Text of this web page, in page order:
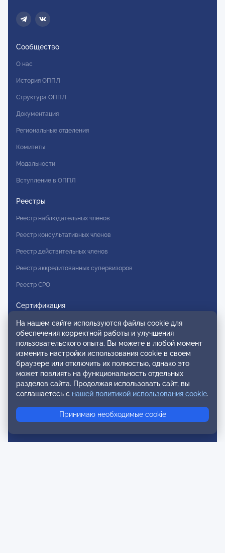
Сообщество
О нас
История ОППЛ
Структура ОППЛ
Документация
Региональные отделения
Комитеты
Модальности
Вступление в ОППЛ
Реестры
Реестр наблюдательных членов
Реестр консультативных членов
Реестр действительных членов
Реестр аккредитованных супервизоров
Реестр СРО
Сертификация
Сертификация тренеров и преподавателей
Экспертиза и регистрация авторских продуктов
Мероприятия лиги
Календарь событий
Субботние конференции
Фотогалерея
На нашем сайте используются файлы cookie для
обеспечения корректной работы и улучшения
пользовательского опыта. Вы можете в любой момент
изменить настройки использования cookie в своем
браузере или отключить их полностью, однако это
может повлиять на функциональность отдельных
разделов сайта. Продолжая использовать сайт, вы
соглашаетесь с нашей политикой использования cookie.
Принимаю необходимые cookie